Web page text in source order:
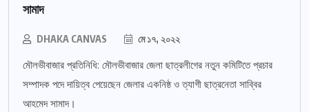
সামাদ
DHAKA CANVAS মে ১৭, ২০২২
মৌলভীবাজার প্রতিনিধি: মৌলভীবাজার জেলা ছাত্রলীগের নতুন কমিটিতে প্রচার
সম্পাদক পদে দায়িত্ব পেয়েছেন জেলার একনিষ্ঠ ও ত্যাগী ছাত্রনেতা সাব্বির
আহমেদ সামাদ।